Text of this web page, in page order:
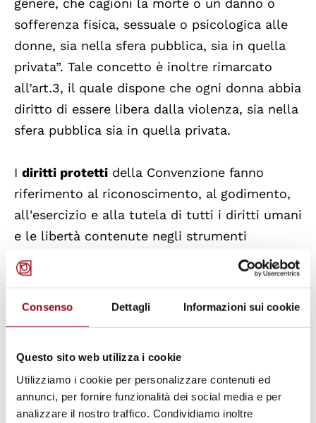
Consenso Dettagli Informazioni sui cookie
Questo sito web utilizza i cookie
Utilizziamo i cookie per personalizzare contenuti ed
annunci, per fornire funzionalità dei social media e per
analizzare il nostro traffico. Condividiamo inoltre
genere, che cagioni la morte o un danno o
sofferenza fisica, sessuale o psicologica alle
donne, sia nella sfera pubblica, sia in quella
privata”. Tale concetto è inoltre rimarcato
all’art.3, il quale dispone che ogni donna abbia
diritto di essere libera dalla violenza, sia nella
sfera pubblica sia in quella privata.
I diritti protetti della Convenzione fanno
riferimento al riconoscimento, al godimento,
all'esercizio e alla tutela di tutti i diritti umani
e le libertà contenute negli strumenti
internazionali e regionali sui diritti umani e
comprendono sia la tutela dei diritti civili e
politici, sia dei diritti economici, sociali e
il diritto al rispetto della vita e
dell’integrità fisica, mentale e morale;
il diritto a godere della libertà e della